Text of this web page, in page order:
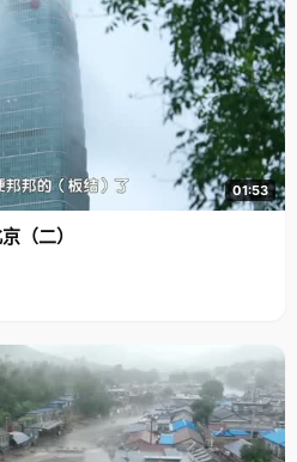
01:53
（二）